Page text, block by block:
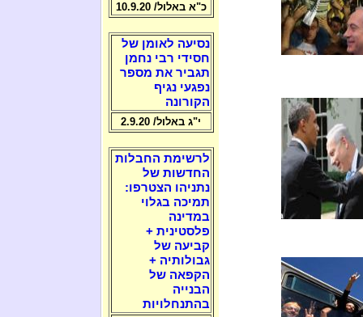
כ"א באלול/ 10.9.20
נסיעה לאומן של
חסידי רבי נחמן
תגביר את מספר
נפגעי נגיף
הקורונה
י"ג באלול/ 2.9.20
לרשימת החבלות
החדשות של
נתניהו הצטרפו:
תמיכה בגלוי
במדינה
פלסטינית +
קביעה של
גבולותיה +
הקפאה של
הבנייה
בהתנחלויות